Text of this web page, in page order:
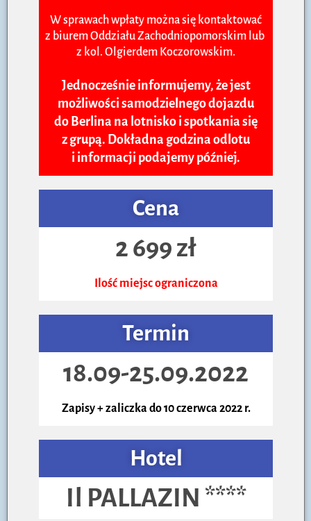
W sprawach wpłaty można się kontaktować
z biurem Oddziału Zachodniopomorskim lub
z kol. Olgierdem Koczorowskim.
Jednocześnie informujemy, że jest
możliwości samodzielnego dojazdu
do Berlina na lotnisko i spotkania się
z grupą. Dokładna godzina odlotu
i informacji podajemy później.
Cena
2 699 zł
Ilość miejsc ograniczona
Termin
18.09-25.09.2022
Zapisy + zaliczka do 10 czerwca 2022 r.
Hotel
Il PALLAZIN ****